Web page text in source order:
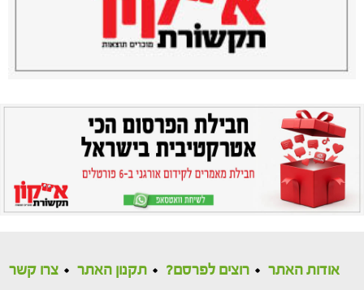
אודות האתר רוצים לפרסם? תקנון האתר צרו קשר